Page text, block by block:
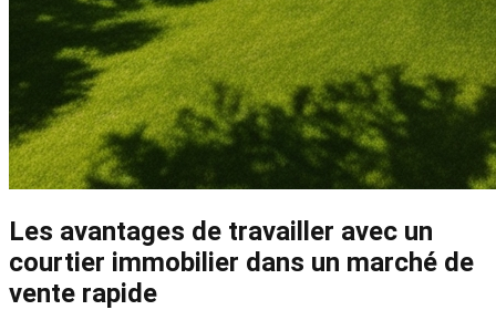
Les avantages de travailler avec un
courtier immobilier dans un marché de
vente rapide